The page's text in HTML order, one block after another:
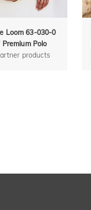
Loom 63-030-0
Polo
products